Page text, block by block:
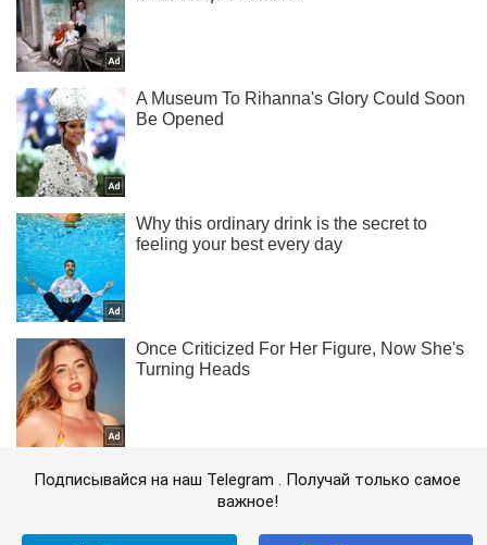
Подписывайся на наш Telegram . Получай только самое
важное!